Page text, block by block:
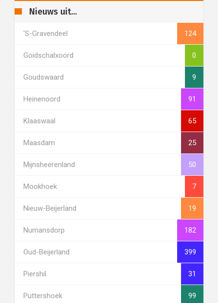
Nieuws uit...
's-Gravendeel 124
Goidschalxoord 0
Goudswaard 9
Heinenoord 91
Klaaswaal 65
Maasdam 25
Mijnsheerenland 50
Mookhoek 7
Nieuw-Beijerland 19
Numansdorp 182
Oud-Beijerland 399
Piershil 31
Puttershoek 99